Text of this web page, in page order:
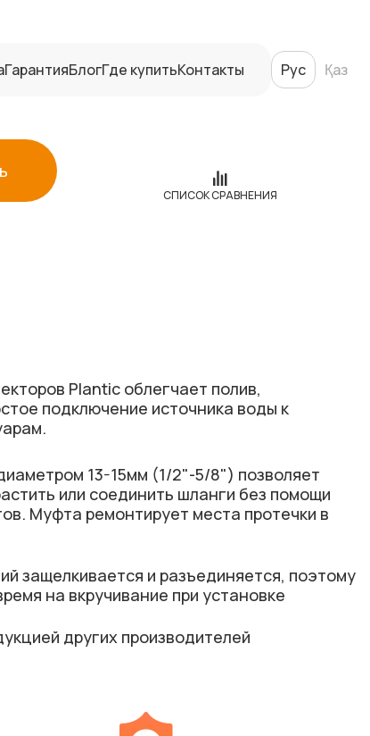
ГарантияБлогГде купитьКонтакты Рус Қаз
СПИСОК СРАВНЕНИЯ
Plantic облегчает полив,
подключение источника воды к
13-15мм (1/2"-5/8") позволяет
или соединить шланги без помощи
Муфта ремонтирует места протечки в
защелкивается и разъединяется, поэтому
на вкручивание при установке
других производителей